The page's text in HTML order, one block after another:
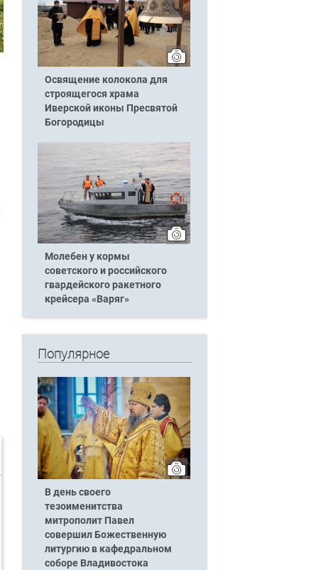
Освящение колокола для
строящегося храма
Иверской иконы Пресвятой
Богородицы
Молебен у кормы
советского и российского
гвардейского ракетного
крейсера «Варяг»
Популярное
В день своего
тезоименитства
митрополит Павел
совершил Божественную
литургию в кафедральном
соборе Владивостока